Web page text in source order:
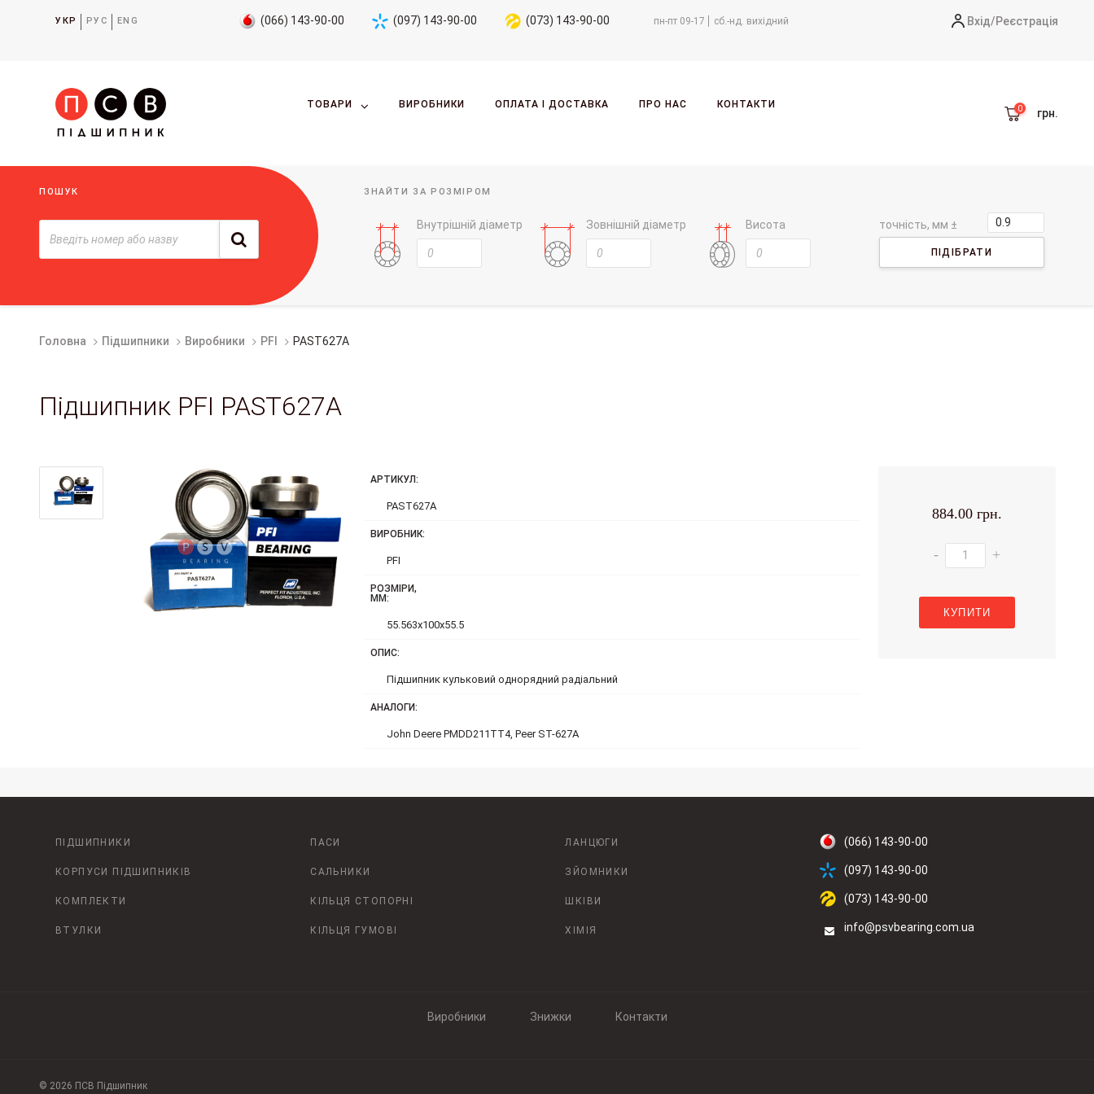
УКР РУС ENG пн-пт 09-17 сб.-нд. вихідний
(066) 143-90-00 (097) 143-90-00 (073) 143-90-00 Вхід/Реєстрація
ТОВАРИ ВИРОБНИКИ ОПЛАТА І ДОСТАВКА ПРО НАС КОНТАКТИ
грн.
ПОШУК ЗНАЙТИ ЗА РОЗМІРОМ
Внутрішній діаметр Зовнішній діаметр Висота точність, мм ±
ПІДІБРАТИ
Головна Підшипники Виробники PFI PAST627A
Підшипник PFI PAST627A
АРТИКУЛ:
PAST627A
ВИРОБНИК:
PFI
РОЗМІРИ,
ММ:
55.563x100x55.5
ОПИС:
Підшипник кульковий однорядний радіальний
АНАЛОГИ:
John Deere PMDD211TT4, Peer ST-627A
884.00 грн.
- +
КУПИТИ
ПІДШИПНИКИ
КОРПУСИ ПІДШИПНИКІВ
КОМПЛЕКТИ
ВТУЛКИ
ПАСИ
САЛЬНИКИ
КІЛЬЦЯ СТОПОРНІ
КІЛЬЦЯ ГУМОВІ
ЛАНЦЮГИ
ЗЙОМНИКИ
ШКІВИ
ХІМІЯ
(066) 143-90-00
(097) 143-90-00
(073) 143-90-00
info@psvbearing.com.ua
Виробники Знижки Контакти
© 2026 ПСВ Підшипник